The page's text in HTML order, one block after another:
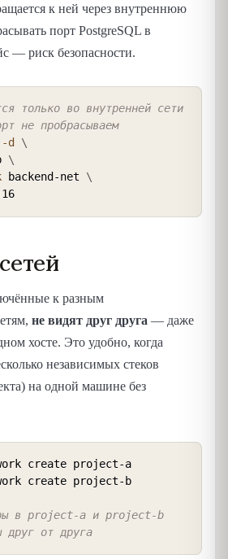
к ней через внутреннюю
порт PostgreSQL в
— риск безопасности.
только во внутренней сети
не пробрасываем
-d
\
\
backend-net \
к разным
не видят друг друга — даже
хосте. Это удобно, когда
независимых стеков
на одной машине без
create project-b
в project-a и project-b
друг от друга